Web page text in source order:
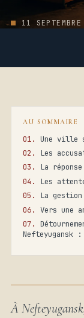
11
AU SOMMAIRE
Une ville
Les
La
Les
La
Vers une
Nefteyugansk
À